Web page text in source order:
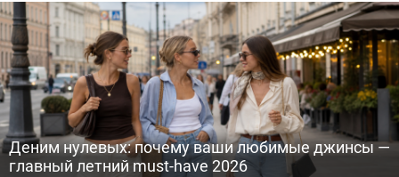
Деним нулевых: почему ваши любимые джинсы —
главный летний must-have 2026